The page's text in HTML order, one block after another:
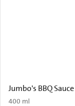
Jumbo's BBQ
400 ml